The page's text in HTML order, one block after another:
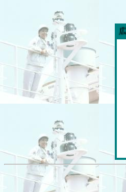
航海運新聞」広告スポンサー企業